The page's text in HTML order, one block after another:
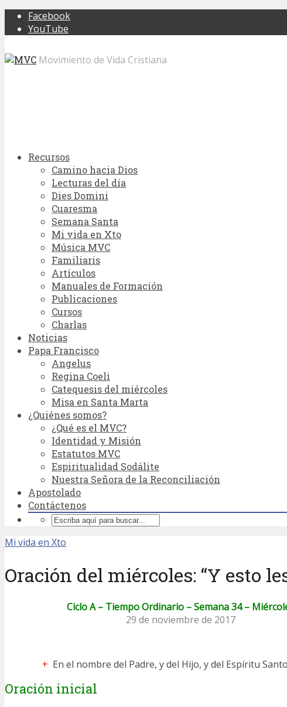
Facebook
YouTube
Movimiento de Vida Cristiana
Recursos
Camino hacia Dios
Lecturas del día
Dies Domini
Cuaresma
Semana Santa
Mi vida en Xto
Música MVC
Familiaris
Artículos
Manuales de Formación
Publicaciones
Cursos
Charlas
Noticias
Papa Francisco
Angelus
Regina Coeli
Catequesis del miércoles
Misa en Santa Marta
¿Quiénes somos?
¿Qué es el MVC?
Identidad y Misión
Estatutos MVC
Espiritualidad Sodálite
Nuestra Señora de la Reconciliación
Apostolado
Contáctenos
Mi vida en Xto
Oración del miércoles: “Y esto
Ciclo A – Tiempo Ordinario – Semana 34 –
29 de noviembre de 2017
+ En el nombre del Padre, y del Hijo, y del Espíritu
Oración inicial